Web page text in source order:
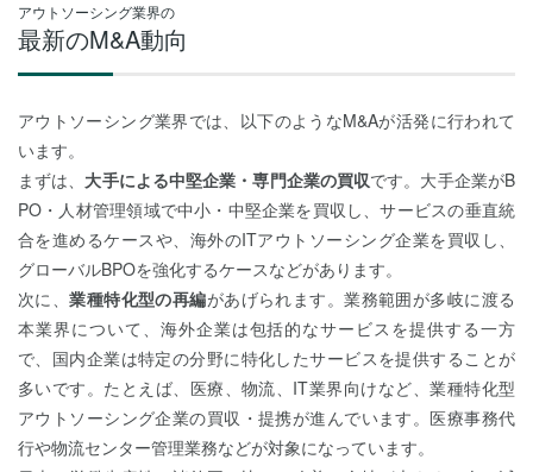
アウトソーシング業界の
最新のM&A動向
アウトソーシング業界では、以下のようなM&Aが活発に行われて
います。
まずは、 大手による中堅企業・専門企業の買収です。大手企業がB
PO・人材管理領域で中小・中堅企業を買収し、サービスの垂直統
合を進めるケースや、海外のITアウトソーシング企業を買収し、
グローバルBPOを強化するケースなどがあります。
次に、業種特化型の再編があげられます。業務範囲が多岐に渡る
本業界について、海外企業は包括的なサービスを提供する一方
で、国内企業は特定の分野に特化したサービスを提供することが
多いです。たとえば、医療、物流、IT業界向けなど、業種特化型
アウトソーシング企業の買収・提携が進んでいます。医療事務代
行や物流センター管理業務などが対象になっています。